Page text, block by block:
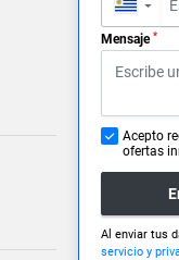
▼
Mensaje *
Acepto
ofertas
Al enviar tus
servicio y